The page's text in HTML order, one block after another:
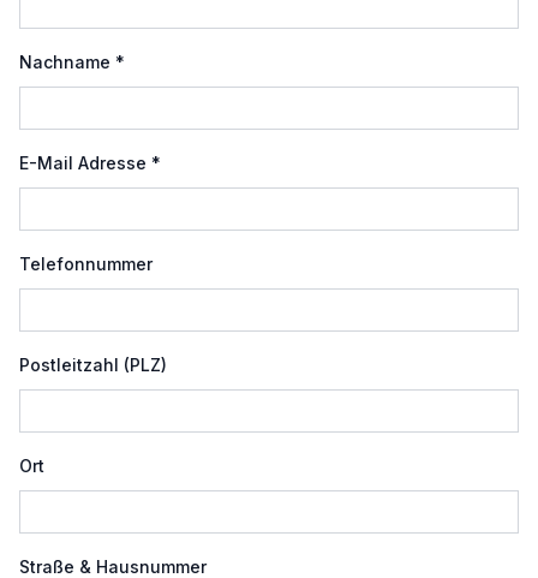
Nachname *
E-Mail Adresse *
Telefonnummer
Postleitzahl (PLZ)
Ort
Straße & Hausnummer